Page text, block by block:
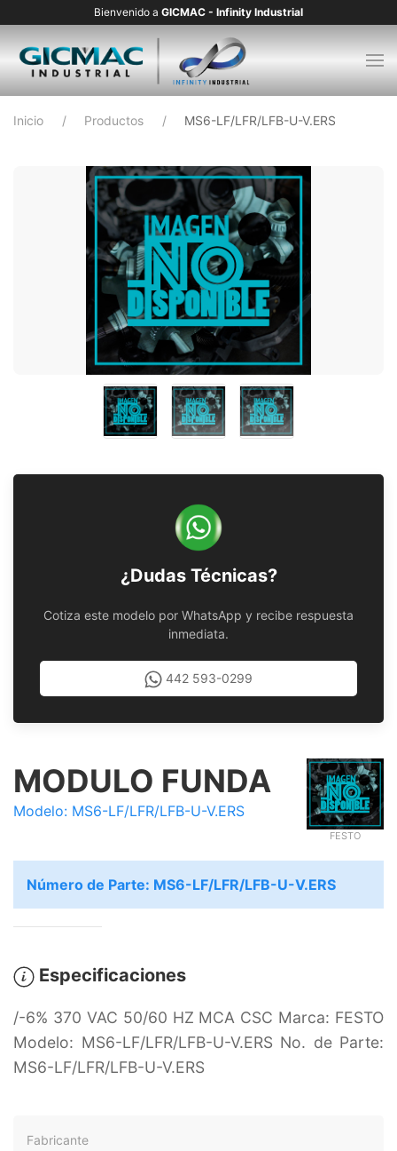
Bienvenido a GICMAC - Infinity Industrial
Inicio Productos MS6-LF/LFR/LFB-U-V.ERS
¿Dudas Técnicas?
Cotiza este modelo por WhatsApp y recibe respuesta
inmediata.
442 593-0299
MODULO FUNDA
Modelo: MS6-LF/LFR/LFB-U-V.ERS
FESTO
Número de Parte: MS6-LF/LFR/LFB-U-V.ERS
Especificaciones
/-6% 370 VAC 50/60 HZ MCA CSC Marca: FESTO
Modelo: MS6-LF/LFR/LFB-U-V.ERS No. de Parte:
MS6-LF/LFR/LFB-U-V.ERS
Fabricante